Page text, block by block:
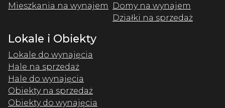
Mieszkania na wynajem
Domy na wynajem
Działki na sprzedaż
Lokale i Obiekty
Lokale do wynajęcia
Hale na sprzedaż
Hale do wynajęcia
Obiekty na sprzedaż
Obiekty do wynajęcia